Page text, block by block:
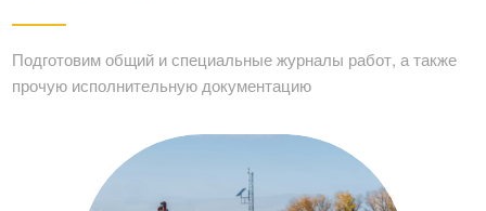
Подготовим общий и специальные журналы работ, а также
прочую исполнительную документацию